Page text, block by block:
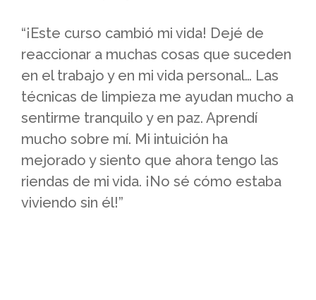
“¡Este curso cambió mi vida! Dejé de
reaccionar a muchas cosas que suceden
en el trabajo y en mi vida personal… Las
técnicas de limpieza me ayudan mucho a
sentirme tranquilo y en paz. Aprendí
mucho sobre mí. Mi intuición ha
mejorado y siento que ahora tengo las
riendas de mi vida. ¡No sé cómo estaba
viviendo sin él!”